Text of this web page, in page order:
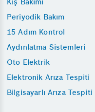
Periyodik Bakım
15 Adım Kontrol
Aydınlatma Sistemleri
Oto Elektrik
Elektronik Arıza Tespiti
Bilgisayarlı Arıza Tespiti